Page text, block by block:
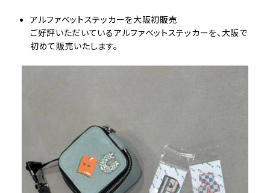
アルファベットステッカーを大阪初販売
ご好評いただいているアルファベットステッカーを、大阪で
初めて販売いたします。